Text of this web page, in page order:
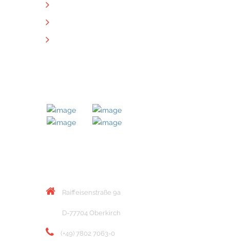
Raiffeisenstraße 9a
D-77704 Oberkirch
(+49) 7802 7063-0